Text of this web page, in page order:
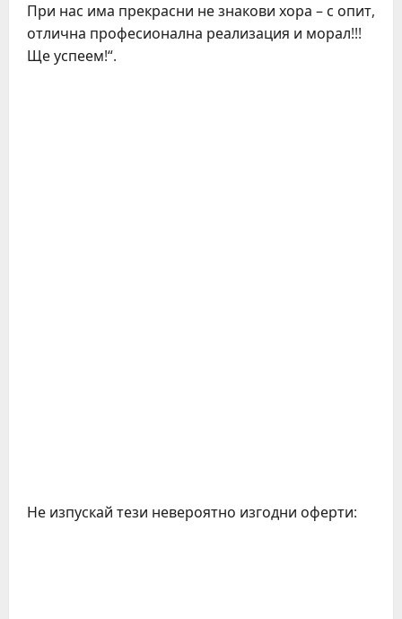
При нас има прекрасни не знакови хора – с опит,
отлична професионална реализация и морал!!!
Ще успеем!“.
Не изпускай тези невероятно изгодни оферти: